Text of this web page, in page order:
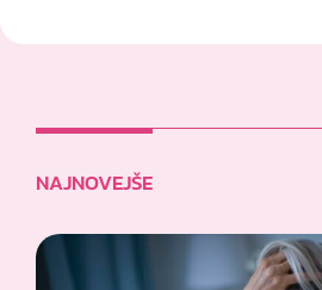
NAJNOVEJŠE